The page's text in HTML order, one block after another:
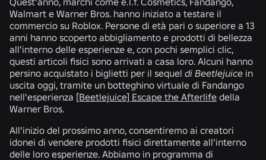
Walmart e Warner Bros. hanno iniziato a testare il
commercio su Roblox. Persone di età pari o superiore a 13
anni hanno scoperto abbigliamento e prodotti di bellezza
all'interno delle esperienze e, con pochi semplici clic,
questi articoli fisici sono arrivati a casa loro. Alcuni hanno
persino acquistato i biglietti per il sequel di Beetlejuice in
uscita oggi, tramite un botteghino virtuale di Fandango
nell'esperienza [Beetlejuice] Escape the Afterlife della
Warner Bros.
All'inizio del prossimo anno, consentiremo ai creatori
idonei di vendere prodotti fisici direttamente all'interno
delle loro esperienze. Abbiamo in programma di